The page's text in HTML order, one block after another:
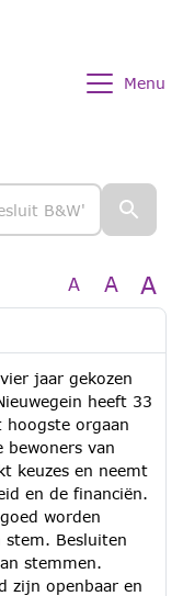
Menu
A A A
jaar gekozen
heeft 33
hoogste orgaan
van
keuzes en neemt
en de financiën.
worden
stem. Besluiten
stemmen.
zijn openbaar en